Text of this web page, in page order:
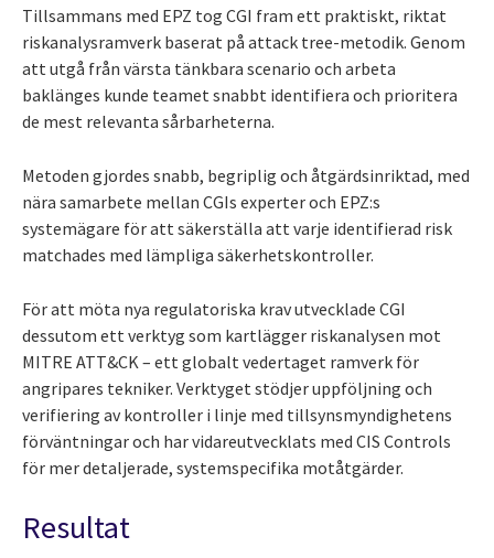
Tillsammans med EPZ tog CGI fram ett praktiskt, riktat
riskanalysramverk baserat på attack tree-metodik. Genom
att utgå från värsta tänkbara scenario och arbeta
baklänges kunde teamet snabbt identifiera och prioritera
de mest relevanta sårbarheterna.
Metoden gjordes snabb, begriplig och åtgärdsinriktad, med
nära samarbete mellan CGIs experter och EPZ:s
systemägare för att säkerställa att varje identifierad risk
matchades med lämpliga säkerhetskontroller.
För att möta nya regulatoriska krav utvecklade CGI
dessutom ett verktyg som kartlägger riskanalysen mot
MITRE ATT&CK – ett globalt vedertaget ramverk för
angripares tekniker. Verktyget stödjer uppföljning och
verifiering av kontroller i linje med tillsynsmyndighetens
förväntningar och har vidareutvecklats med CIS Controls
för mer detaljerade, systemspecifika motåtgärder.
Resultat